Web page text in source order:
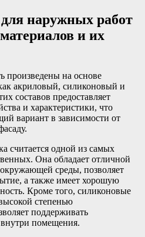
наружных работ
и их
произведены на основе
акриловый, силиконовый и
составов предоставляет
и характеристики, что
вариант в зависимости от
считается одной из самых
Она обладает отличной
среды, позволяет
а также имеет хорошую
Кроме того, силиконовые
степенью
поддерживать
помещения.